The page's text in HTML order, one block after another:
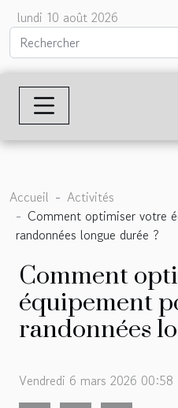
lundi 10 août 2026
Accueil
Activités
Comment optimiser votre
randonnées longue durée ?
Comment
équipement
randonnées
Vendredi 6 mars 2026 00:58